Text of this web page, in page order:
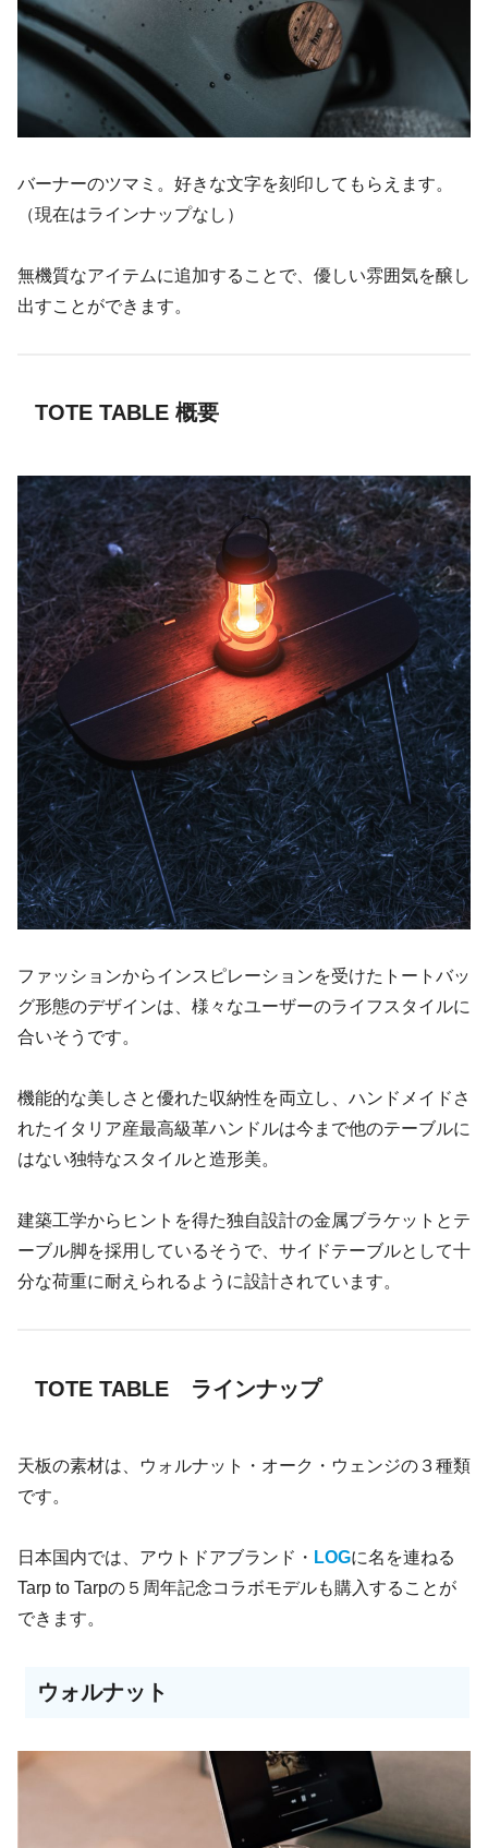
バーナーのツマミ。好きな文字を刻印してもらえます。
（現在はラインナップなし）
無機質なアイテムに追加することで、優しい雰囲気を醸し
出すことができます。
TOTE TABLE 概要
ファッションからインスピレーションを受けたトートバッ
グ形態のデザインは、様々なユーザーのライフスタイルに
合いそうです。
機能的な美しさと優れた収納性を両立し、ハンドメイドさ
れたイタリア産最高級革ハンドルは今まで他のテーブルに
はない独特なスタイルと造形美。
建築工学からヒントを得た独自設計の金属ブラケットとテ
ーブル脚を採用しているそうで、サイドテーブルとして十
分な荷重に耐えられるように設計されています。
TOTE TABLE ラインナップ
天板の素材は、ウォルナット・オーク・ウェンジの３種類
です。
日本国内では、アウトドアブランド・ LOGに名を連ねる
Tarp to Tarpの５周年記念コラボモデルも購入することが
できます。
ウォルナット